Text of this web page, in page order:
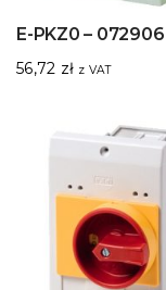
E-PKZ0 – 072906
56,72 zł z VAT